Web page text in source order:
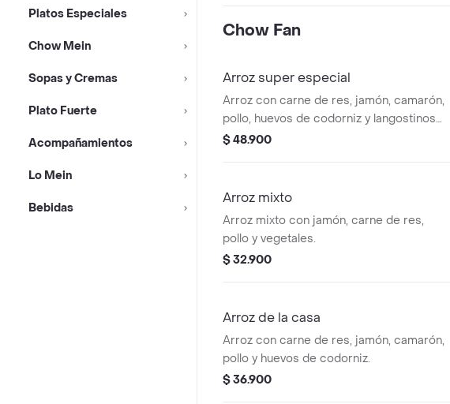
Platos Especiales
Chow Mein
Sopas y Cremas
Plato Fuerte
Acompañamientos
Lo Mein
Bebidas
Chow Fan
Arroz super especial
Arroz con carne de res, jamón, camarón,
pollo, huevos de codorniz y langostinos
fritos.
$ 48.900
Arroz mixto
Arroz mixto con jamón, carne de res,
pollo y vegetales.
$ 32.900
Arroz de la casa
Arroz con carne de res, jamón, camarón,
pollo y huevos de codorniz.
$ 36.900